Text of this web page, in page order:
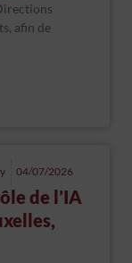
afin de
04/07/2026
de l’IA